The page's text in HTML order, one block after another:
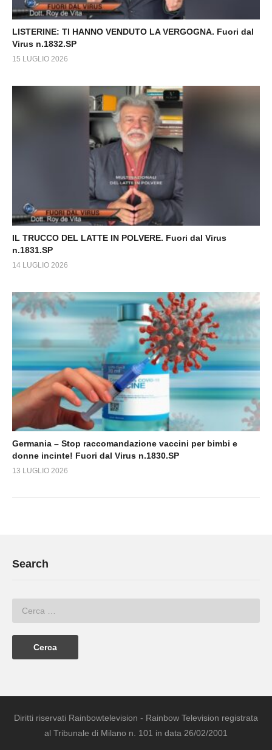
LISTERINE: TI HANNO VENDUTO LA VERGOGNA. Fuori dal
Virus n.1832.SP
15 LUGLIO 2026
IL TRUCCO DEL LATTE IN POLVERE. Fuori dal Virus
n.1831.SP
14 LUGLIO 2026
Germania – Stop raccomandazione vaccini per bimbi e
donne incinte! Fuori dal Virus n.1830.SP
13 LUGLIO 2026
Search
Diritti riservati Rainbowtelevision - Rainbow Television registrata
al Tribunale di Milano n. 101 in data 26/02/2001